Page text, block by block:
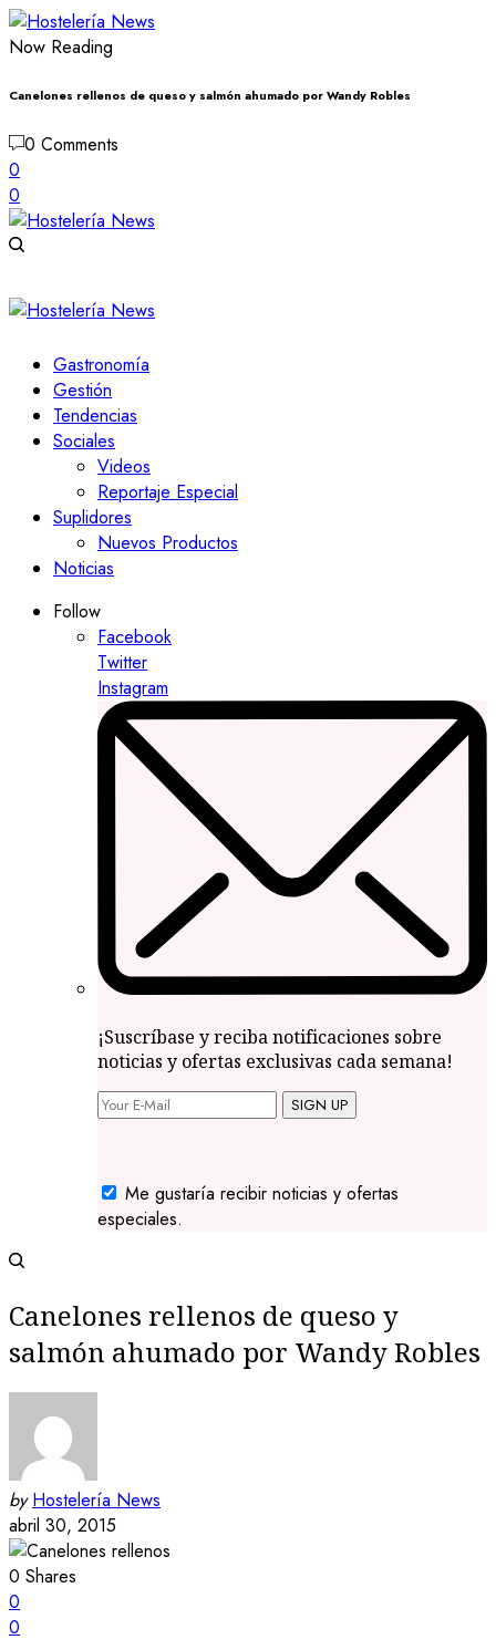
Now Reading
Canelones rellenos de queso y salmón ahumado por Wandy Robles
0 Comments
0
0
Gastronomía
Gestión
Tendencias
Sociales
Videos
Reportaje Especial
Suplidores
Nuevos Productos
Noticias
Follow
Facebook
Twitter
Instagram
¡Suscríbase y reciba notificaciones sobre
noticias y ofertas exclusivas cada semana!
SIGN UP
Me gustaría recibir noticias y ofertas
especiales.
Canelones rellenos de queso y
salmón ahumado por Wandy Robles
by Hostelería News
abril 30, 2015
0 Shares
0
0